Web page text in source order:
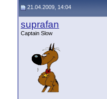
21.04.2009, 14:04
suprafan
Captain Slow